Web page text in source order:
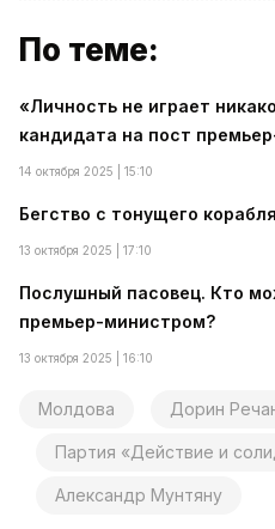
По теме:
«Личность не играет
кандидата на пост
14 октября 2025 | 15:10
Бегство с тонущего
13 октября 2025 | 17:10
Послушный пасовец. Кто
премьер-министром?
13 октября 2025 | 16:10
Молдова Дорин
Партия «Действие и
Александр Мунтяну